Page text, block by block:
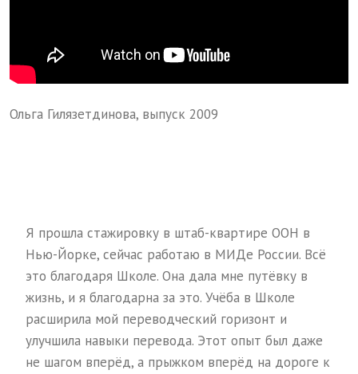
Ольга Гилязетдинова, выпуск 2009
Я прошла стажировку в штаб-квартире ООН в
Нью-Йорке, сейчас работаю в МИДе России. Всё
это благодаря Школе. Она дала мне путёвку в
жизнь, и я благодарна за это. Учёба в Школе
расширила мой переводческий горизонт и
улучшила навыки перевода. Этот опыт был даже
не шагом вперёд, а прыжком вперёд на дороге к